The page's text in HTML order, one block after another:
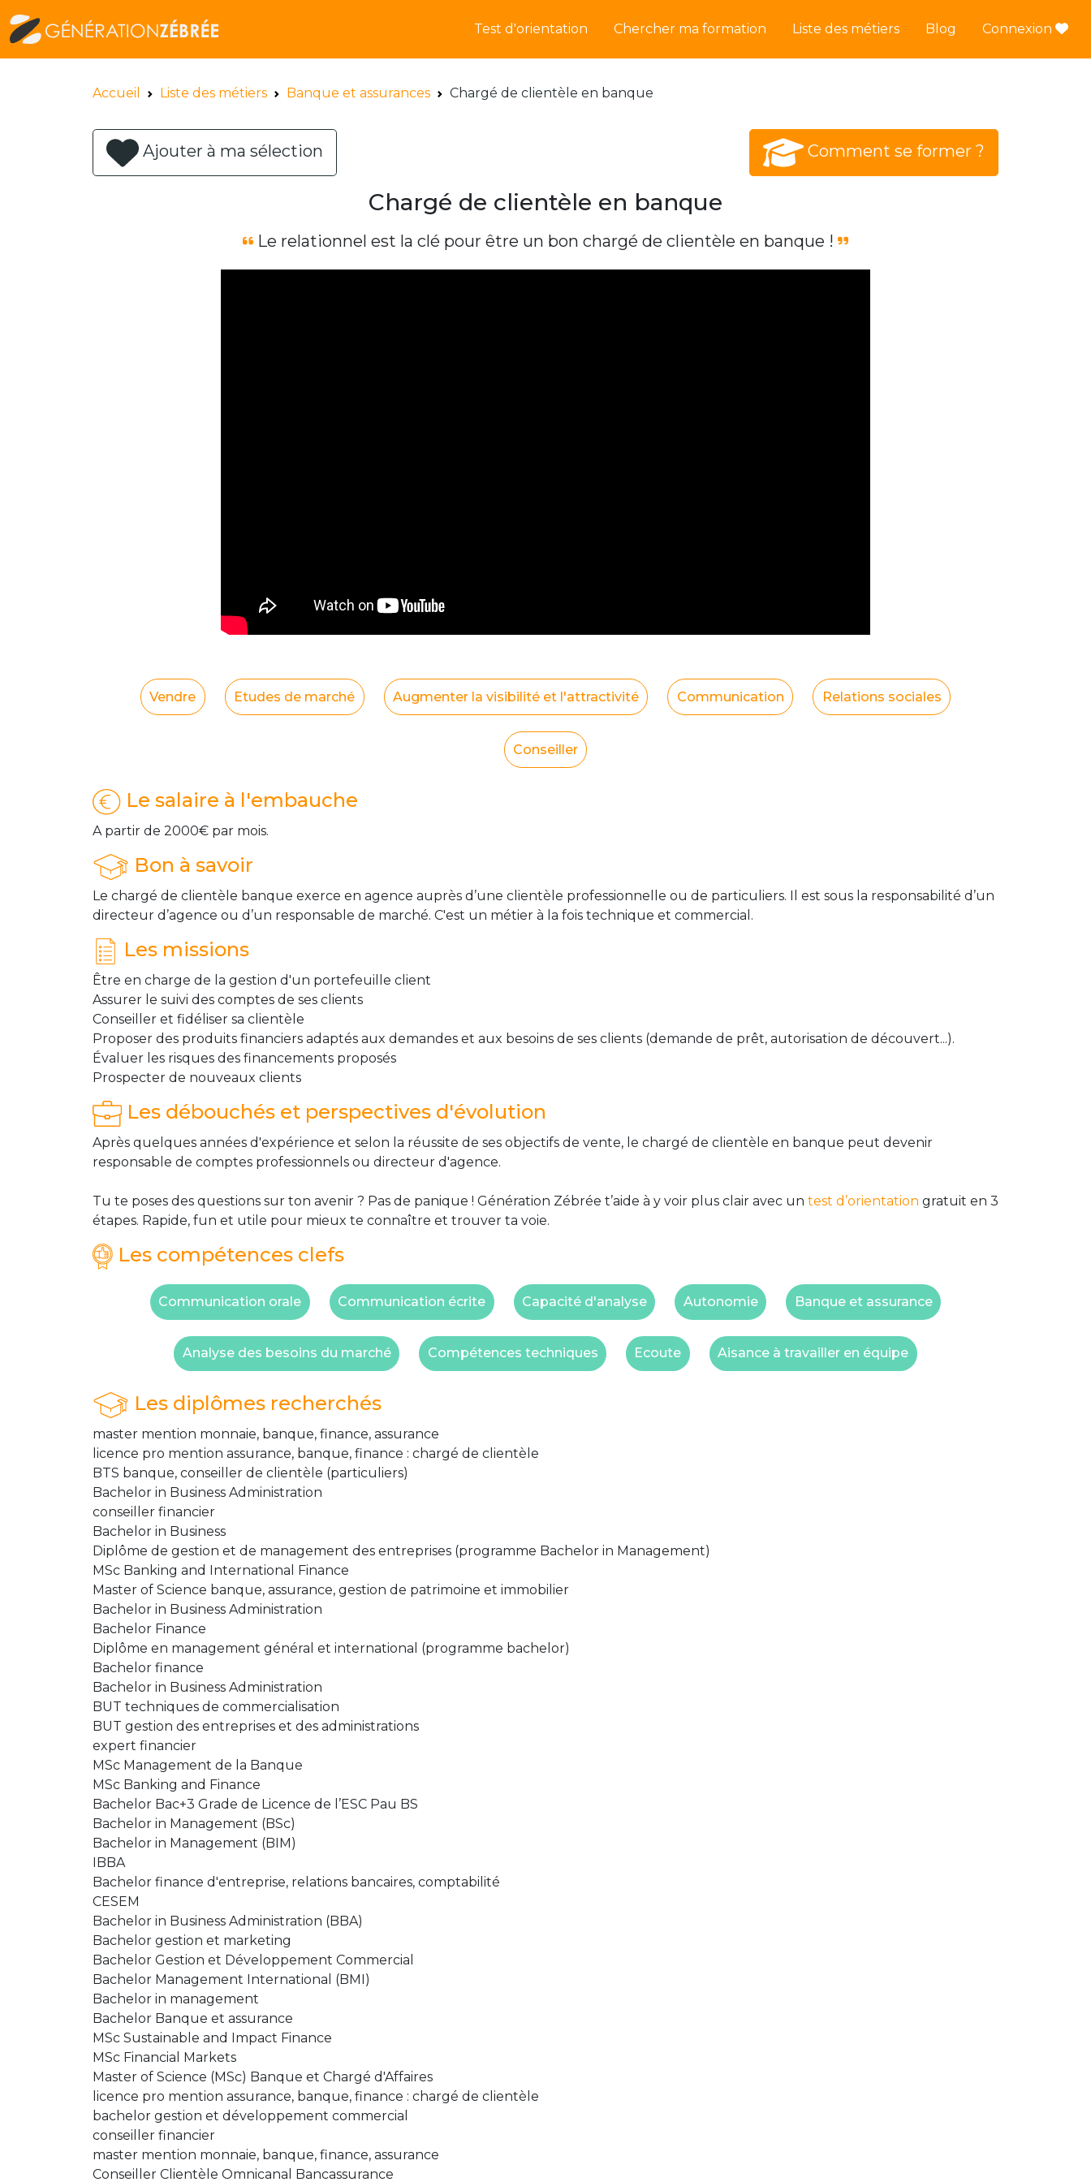
Test d'orientation Chercher ma formation Liste des métiers Blog Connexion
Accueil Liste des métiers Banque et assurances Chargé de clientèle en banque
Ajouter à ma sélection Comment se former ?
Chargé de clientèle en banque
Le relationnel est la clé pour être un bon chargé de clientèle en banque !
Vendre Etudes de marché Augmenter la visibilité et l'attractivité Communication Relations sociales
Conseiller
Le salaire à l'embauche
A partir de 2000€ par mois.
Bon à savoir
Le chargé de clientèle banque exerce en agence auprès d’une clientèle professionnelle ou de particuliers. Il est sous la responsabilité d’un
directeur d’agence ou d’un responsable de marché. C'est un métier à la fois technique et commercial.
Les missions
Être en charge de la gestion d'un portefeuille client
Assurer le suivi des comptes de ses clients
Conseiller et fidéliser sa clientèle
Proposer des produits financiers adaptés aux demandes et aux besoins de ses clients (demande de prêt, autorisation de découvert...).
Évaluer les risques des financements proposés
Prospecter de nouveaux clients
Les débouchés et perspectives d'évolution
Après quelques années d'expérience et selon la réussite de ses objectifs de vente, le chargé de clientèle en banque peut devenir
responsable de comptes professionnels ou directeur d'agence.
Tu te poses des questions sur ton avenir ? Pas de panique ! Génération Zébrée t’aide à y voir plus clair avec un test d’orientation gratuit en 3
étapes. Rapide, fun et utile pour mieux te connaître et trouver ta voie.
Les compétences clefs
Communication orale Communication écrite Capacité d'analyse Autonomie Banque et assurance
Analyse des besoins du marché Compétences techniques Ecoute Aisance à travailler en équipe
Les diplômes recherchés
master mention monnaie, banque, finance, assurance
licence pro mention assurance, banque, finance : chargé de clientèle
BTS banque, conseiller de clientèle (particuliers)
Bachelor in Business Administration
conseiller financier
Bachelor in Business
Diplôme de gestion et de management des entreprises (programme Bachelor in Management)
MSc Banking and International Finance
Master of Science banque, assurance, gestion de patrimoine et immobilier
Bachelor in Business Administration
Bachelor Finance
Diplôme en management général et international (programme bachelor)
Bachelor finance
Bachelor in Business Administration
BUT techniques de commercialisation
BUT gestion des entreprises et des administrations
expert financier
MSc Management de la Banque
MSc Banking and Finance
Bachelor Bac+3 Grade de Licence de l’ESC Pau BS
Bachelor in Management (BSc)
Bachelor in Management (BIM)
IBBA
Bachelor finance d'entreprise, relations bancaires, comptabilité
CESEM
Bachelor in Business Administration (BBA)
Bachelor gestion et marketing
Bachelor Gestion et Développement Commercial
Bachelor Management International (BMI)
Bachelor in management
Bachelor Banque et assurance
MSc Sustainable and Impact Finance
MSc Financial Markets
Master of Science (MSc) Banque et Chargé d'Affaires
licence pro mention assurance, banque, finance : chargé de clientèle
bachelor gestion et développement commercial
conseiller financier
master mention monnaie, banque, finance, assurance
Conseiller Clientèle Omnicanal Bancassurance